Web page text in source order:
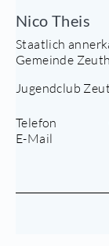
Nico Theis
Staatlich
Gemeinde
Jugendclub
Telefon
E-Mail